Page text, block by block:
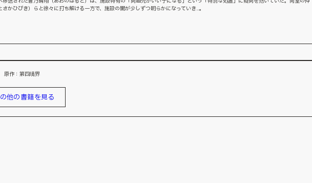
さかひびき）らと徐々に打ち解ける一方で、施設の闇が少しずつ明らかになっていき…。
原作：第四境界
他の書籍を見る